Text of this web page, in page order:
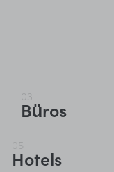
03
Büros
05
Hotels